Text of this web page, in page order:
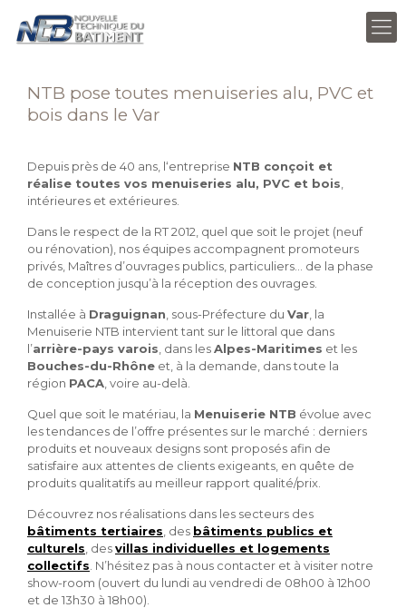
NTB pose toutes menuiseries alu, PVC et
bois dans le Var
Depuis près de 40 ans, l‘entreprise NTB conçoit et
réalise toutes vos menuiseries alu, PVC et bois
intérieures et extérieures.
Dans le respect de la RT 2012, quel que soit le projet (neuf
ou rénovation), nos équipes accompagnent promoteurs
privés, Maîtres d’ouvrages publics, particuliers… de la phase
de conception jusqu’à la réception des ouvrages.
Installée à Draguignan , sous-Préfecture du Var , la
Menuiserie NTB intervient tant sur le littoral que dans
l’arrière-pays varois , dans lesAlpes-Maritimes et les
Bouches-du-Rhône et, à la demande, dans toute la
région PACA , voire au-delà.
Quel que soit le matériau, la Menuiserie NTB évolue avec
les tendances de l’offre présentes sur le marché : derniers
produits et nouveaux designs sont proposés afin de
satisfaire aux attentes de clients exigeants, en quête de
produits qualitatifs au meilleur rapport qualité/prix.
Découvrez nos réalisations dans les secteurs des
bâtiments tertiaires , des bâtiments publics et
culturels , desvillas individuelles et logements
collectifs . N’hésitez pas à nous contacter et à visiter notre
show-room (ouvert du lundi au vendredi de 08h00 à 12h00
et de 13h30 à 18h00).